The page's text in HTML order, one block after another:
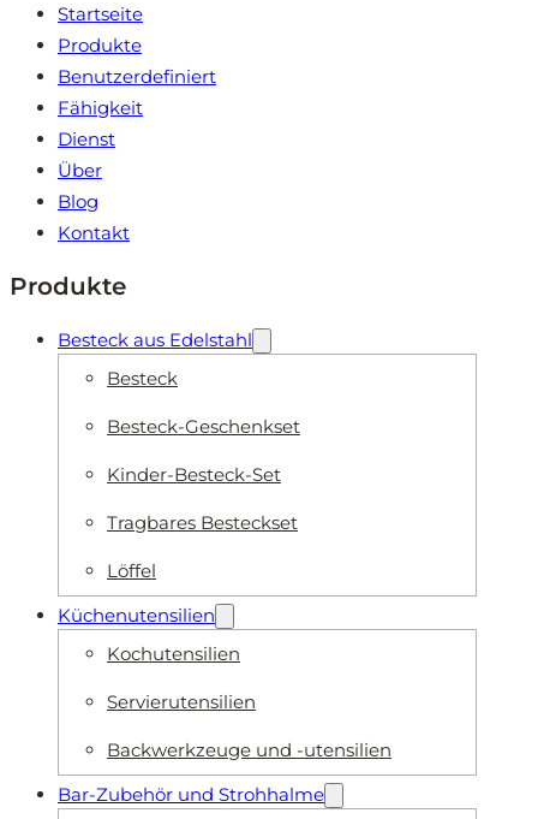
Startseite
Produkte
Benutzerdefiniert
Fähigkeit
Dienst
Über
Blog
Kontakt
Produkte
Besteck aus Edelstahl
Besteck
Besteck-Geschenkset
Kinder-Besteck-Set
Tragbares Besteckset
Löffel
Küchenutensilien
Kochutensilien
Servierutensilien
Backwerkzeuge und -utensilien
Bar-Zubehör und Strohhalme